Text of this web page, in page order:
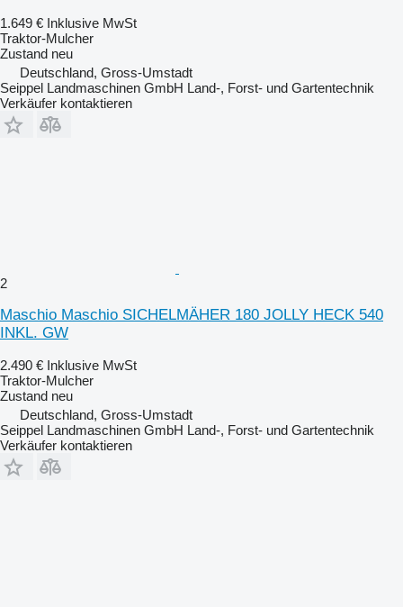
1.649 € Inklusive MwSt
Traktor-Mulcher
Zustand neu
Deutschland, Gross-Umstadt
Seippel Landmaschinen GmbH Land-, Forst- und Gartentechnik
Verkäufer kontaktieren
2
Maschio Maschio SICHELMÄHER 180 JOLLY HECK 540
INKL. GW
2.490 € Inklusive MwSt
Traktor-Mulcher
Zustand neu
Deutschland, Gross-Umstadt
Seippel Landmaschinen GmbH Land-, Forst- und Gartentechnik
Verkäufer kontaktieren